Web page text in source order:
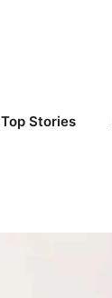
Top Stories